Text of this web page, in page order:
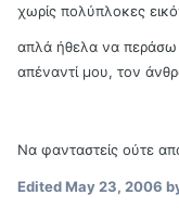
χωρίς πολύπλοκες
απλά ήθελα να περάσω
απέναντί μου, τον
Να φανταστείς ούτε
EditedMay 23, 2006